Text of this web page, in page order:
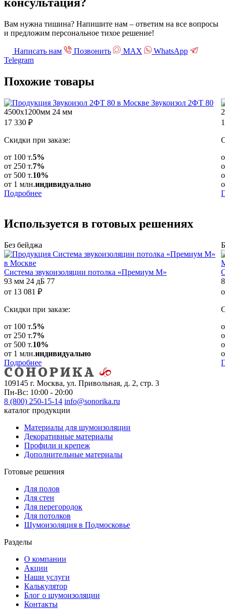
консультация?
Вам нужна тишина? Напишите нам – ответим на все вопросы
и предложим персональное тихое решение!
Написать нам Позвонить МАХ
WhatsApp
Telegram
Похожие товары
Звукоизол 2ФТ 80
4500х1200мм 24 мм
17 330 ₽
Скидки при заказе:
от 100 т.5%
от 250 т.7%
от 500 т.10%
от 1 млн.индивидуально
Подробнее
Используется в готовых решениях
Без бейджа
Cистема звукоизоляции потолка «Премиум М»
93 мм 24 дБ 77
от 13 081 ₽
Скидки при заказе:
от 100 т.5%
от 250 т.7%
от 500 т.10%
от 1 млн.индивидуально
Подробнее
109145 г. Москва, ул. Привольная, д. 2, стр. 3
Пн-Вс: 10:00 - 20:00
8 (800) 250-15-14 info@sonorika.ru
каталог продукции
Материалы для шумоизоляции
Декоративные материалы
Профили и крепеж
Дополнительные материалы
Готовые решения
Для полов
Для стен
Для перегородок
Для потолков
Шумоизоляция в Подмосковье
Разделы
О компании
Акции
Наши услуги
Калькулятор
Блог о шумоизоляции
Контакты